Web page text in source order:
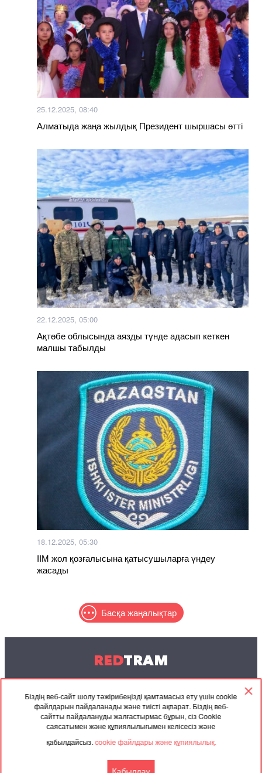
Біздің веб-сайт шолу тәжірибеңізді қамтамасыз ету үшін cookie
файлдарын пайдаланады және тиісті ақпарат. Біздің веб-
сайтты пайдалануды жалғастырмас бұрын, сіз Cookie
саясатымен және құпиялылығымен келісесіз және
қабылдайсыз.cookie файлдары және құпиялылық.
Қабылдау
25.12.2025, 08:40
Алматыда жаңа жылдық Президент шыршасы өтті
22.12.2025, 05:00
Ақтөбе облысында аязды түнде адасып кеткен
малшы табылды
18.12.2025, 05:30
ІІМ жол қозғалысына қатысушыларға үндеу
жасады
Басқа жаңалықтар
REDTRAM
© 2004-2026 Redtram, Ltd.
Ынтымақтастық
Серіктес
материалдар
Мұрағат
Келісімі
Байланысу